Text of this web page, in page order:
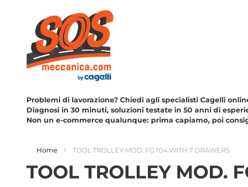
Problemi di lavorazione? Chiedi agli specialisti Cagelli
Diagnosi in 30 minuti, soluzioni testate in 50 anni di
Non un e-commerce qualunque: prima capiamo, poi
Home TOOL TROLLEY MOD. FG 104 WITH 7 DRAWERS
TOOL TROLLEY MOD.